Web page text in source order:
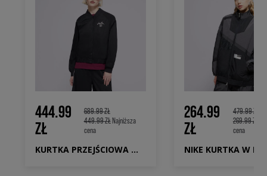
444.99
ZŁ
689.99 ZŁ
449.99 ZŁNajniższa
cena
KURTKA PRZEJŚCIOWA W JORDAN VARSITY JKT SSNL C
264.99
ZŁ
479.99 ZŁ
269.99 ZŁ
cena